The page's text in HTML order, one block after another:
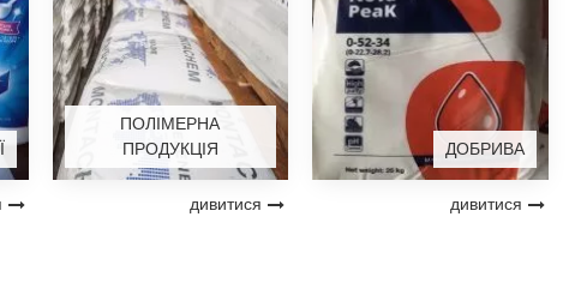
ПОЛІМЕРНА
ПРОДУКЦІЯ
дивитися
ДОБРИВА
дивитися